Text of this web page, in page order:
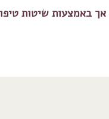
באמצעות שיטות